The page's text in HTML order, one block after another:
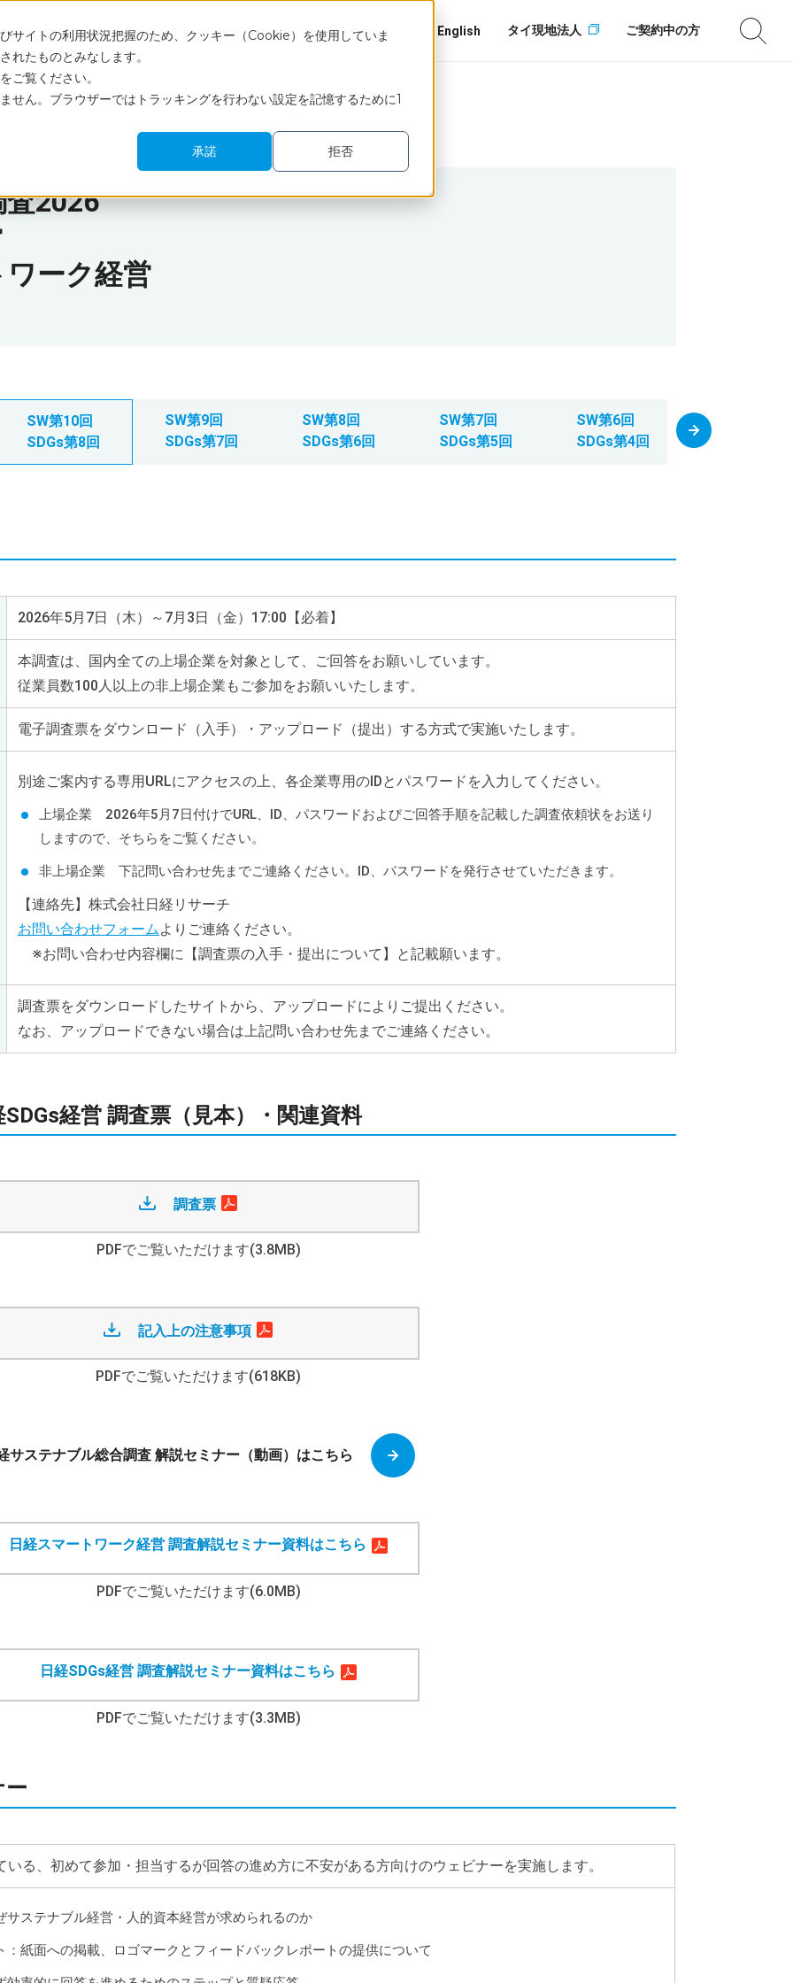
サイトの利用状況把握のため、クッキー（Cookie）を使用していま
れたものとみなします。
ご覧ください。
ん。ブラウザーではトラッキングを行わない設定を記憶するために1
承諾 拒否
企業情報 採用情報 お問い合わせ English タイ現地法人 ご契約中の方
2026
ーク経営
SW第10回
SDGs第8回
SW第9回
SDGs第7回
SW第8回
SDGs第6回
SW第7回
SDGs第5回
SW第6回
SDGs第4回
2026年5月7日（木）～7月3日（金）17:00【必着】
本調査は、国内全ての上場企業を対象として、ご回答をお願いしています。
従業員数100人以上の非上場企業もご参加をお願いいたします。
電子調査票をダウンロード（入手）・アップロード（提出）する方式で実施いたします。
別途ご案内する専用URLにアクセスの上、各企業専用のIDとパスワードを入力してください。
上場企業 2026年5月7日付けでURL、ID、パスワードおよびご回答手順を記載した調査依頼状をお送り
しますので、そちらをご覧ください。
非上場企業 下記問い合わせ先までご連絡ください。ID、パスワードを発行させていただきます。
【連絡先】株式会社日経リサーチ
お問い合わせフォームよりご連絡ください。
※お問い合わせ内容欄に【調査票の入手・提出について】と記載願います。
調査票をダウンロードしたサイトから、アップロードによりご提出ください。
なお、アップロードできない場合は上記問い合わせ先までご連絡ください。
経営 調査票（見本）・関連資料
調査票
PDFでご覧いただけます(3.8MB)
記入上の注意事項
PDFでご覧いただけます(618KB)
サステナブル総合調査 解説セミナー（動画）はこちら
日経スマートワーク経営 調査解説セミナー資料はこちら
PDFでご覧いただけます(6.0MB)
日経SDGs経営 調査解説セミナー資料はこちら
PDFでご覧いただけます(3.3MB)
ー
いる、初めて参加・担当するが回答の進め方に不安がある方向けのウェビナーを実施します。
サステナブル経営・人的資本経営が求められるのか
：紙面への掲載、ロゴマークとフィードバックレポートの提供について